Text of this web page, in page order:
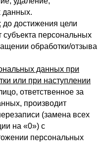
данных.
до достижения цели
субъекта персональных
обработки/отзыва
данных при
или при наступлении
ответственное за
производит
(замена всех
на «0») с
персональных